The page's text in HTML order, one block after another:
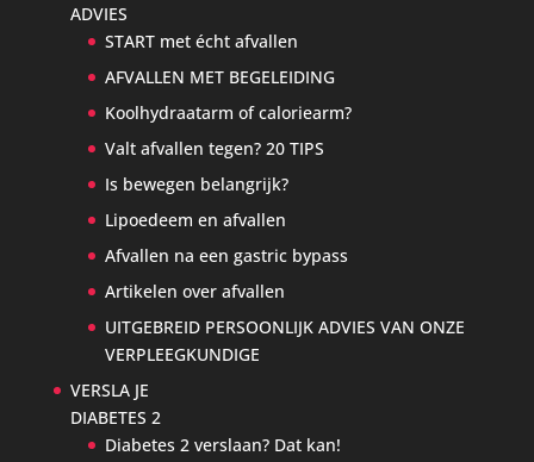
ADVIES
START met écht afvallen
AFVALLEN MET BEGELEIDING
Koolhydraatarm of caloriearm?
Valt afvallen tegen? 20 TIPS
Is bewegen belangrijk?
Lipoedeem en afvallen
Afvallen na een gastric bypass
Artikelen over afvallen
UITGEBREID PERSOONLIJK ADVIES VAN ONZE
VERPLEEGKUNDIGE
VERSLA JE
DIABETES 2
Diabetes 2 verslaan? Dat kan!